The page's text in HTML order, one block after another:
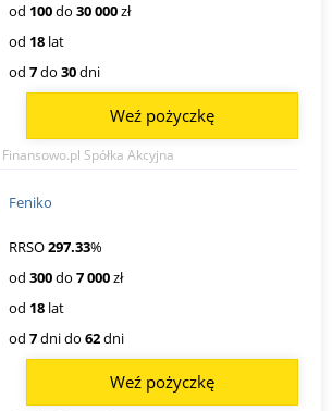
od 100do 30 000zł
od 18 lat
od 7do 30dni
Finansowo.pl Spółka Akcyjna
Weź pożyczkę
Feniko
RRSO297.33%
od 300do 7 000zł
od 18 lat
od 7dni do 62dni
Weź pożyczkę